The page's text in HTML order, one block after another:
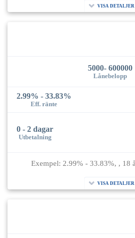
VISA DETALJER
5000- 600000
Lånebelopp
2.99% - 33.83%
Eff. ränte
0 - 2 dagar
Utbetalning
Exempel: 2.99% - 33.83%, , 18
VISA DETALJER